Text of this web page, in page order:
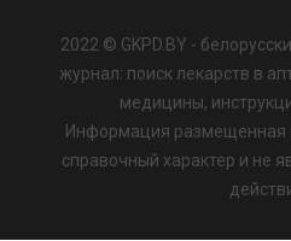
2022 © GKPD.BY -
журнал: поиск лекарств в
медицины,
Информация размещенная
справочный характер и не